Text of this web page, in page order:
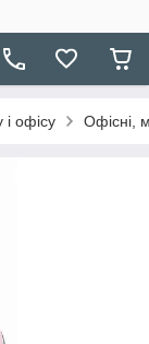
офісу Офісні,